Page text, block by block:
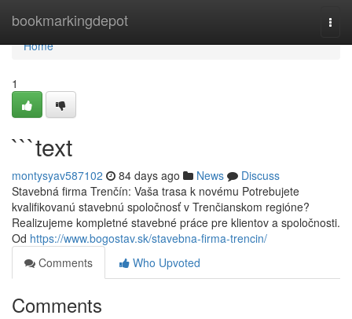
bookmarkingdepot
Home
Home
1
```text
montysyav587102 84 days ago News
Discuss
Stavebná firma Trenčín: Vaša trasa k novému Potrebujete
kvalifikovanú stavebnú spoločnosť v Trenčianskom regióne?
Realizujeme kompletné stavebné práce pre klientov a spoločnosti.
Od https://www.bogostav.sk/stavebna-firma-trencin/
Comments
Who Upvoted
Comments